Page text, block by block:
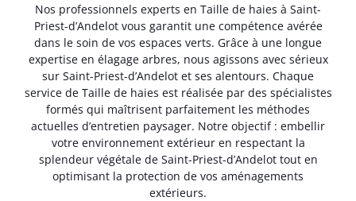
Nos professionnels experts en Taille de haies à Saint-
Priest-d’Andelot vous garantit une compétence avérée
dans le soin de vos espaces verts. Grâce à une longue
expertise en élagage arbres, nous agissons avec sérieux
sur Saint-Priest-d’Andelot et ses alentours. Chaque
service de Taille de haies est réalisée par des spécialistes
formés qui maîtrisent parfaitement les méthodes
actuelles d’entretien paysager. Notre objectif : embellir
votre environnement extérieur en respectant la
splendeur végétale de Saint-Priest-d’Andelot tout en
optimisant la protection de vos aménagements
extérieurs.